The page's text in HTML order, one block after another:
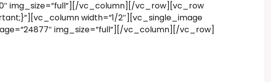
img_size=”full”][/vc_column][/vc_row][vc_row
width=”1/2″][vc_single_image
img_size=”full”][/vc_column][/vc_row]